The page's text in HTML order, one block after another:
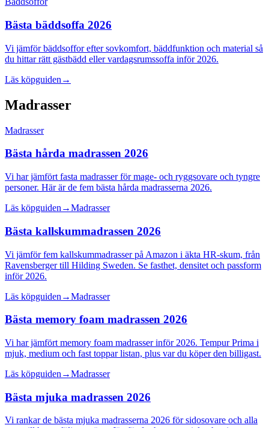
Bästa bäddsoffa 2026
Vi jämför bäddsoffor efter sovkomfort, bäddfunktion och material så
du hittar rätt gästbädd eller vardagsrumssoffa inför 2026.
Läs köpguiden →
Madrasser
Madrasser
Bästa hårda madrassen 2026
Vi har jämfört fasta madrasser för mage- och ryggsovare och tyngre
personer. Här är de fem bästa hårda madrasserna 2026.
Läs köpguiden →Madrasser
Bästa kallskummadrassen 2026
Vi jämför fem kallskummadrasser på Amazon i äkta HR-skum, från
Ravensberger till Hilding Sweden. Se fasthet, densitet och passform
inför 2026.
Läs köpguiden →Madrasser
Bästa memory foam madrassen 2026
Vi har jämfört memory foam madrasser inför 2026. Tempur Prima i
mjuk, medium och fast toppar listan, plus var du köper den billigast.
Läs köpguiden →Madrasser
Bästa mjuka madrassen 2026
Vi rankar de bästa mjuka madrasserna 2026 för sidosovare och alla